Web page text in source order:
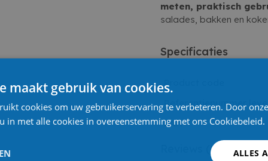
meten, praktisch
salades, bakken en
Specificaties
Product code
Referentienummer
EAN
(0)
maakt gebruik van cookies.
cookies om uw gebruikerservaring te verbeteren. Door
in met alle cookies in overeenstemming met ons Cookiebeleid.
ALLES